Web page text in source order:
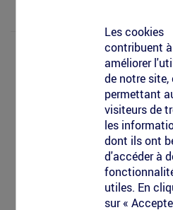
Les cookies
contribuent à
améliorer
de notre site,
permettant
visiteurs de
les
dont ils ont
d'accéder à
utiles. En
sur «